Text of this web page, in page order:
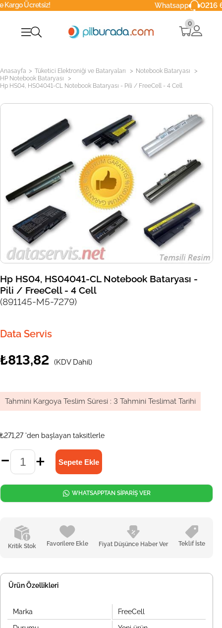
Whatsapp 0216 629 90 40
0
Anasayfa > Tüketici Elektroniği ve Bataryaları > Notebook Bataryası >
HP Notebook Bataryası >
Hp HS04, HS04041-CL Notebook Bataryası - Pili / FreeCell - 4 Cell
Hp HS04, HS04041-CL Notebook Bataryası -
Pili / FreeCell - 4 Cell
(891145-M5-7279)
Data Servis
₺813,82 (KDV Dahil)
Tahmini Kargoya Teslim Süresi : 3 Tahmini Teslimat Tarihi
₺271,27 'den başlayan taksitlerle
Kritik Stok Favorilere Ekle Fiyat Düşünce Haber Ver Teklif İste
WHATSAPPTAN SİPARİŞ VER
Ürün Özellikleri
Marka FreeCell